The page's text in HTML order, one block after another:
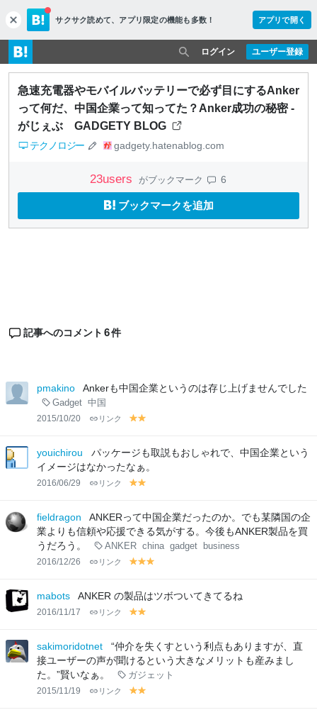
c
l
o
s
e
サクサク読めて、 アプリ限定の機能も多数！ アプリで開く
ユーザー登録
ログイン
急速充電器やモバイルバッテリーで必ず目にするAnker
って何だ、中国企業って知ってた？Anker成功の秘密 -
がじぇぶ GADGETY BLOG
テクノロジー gadgety.hatenablog.com
23users がブックマーク 6
ブックマークを追加
記事へのコメント 6件
pmakino Ankerも中国企業というのは存じ上げませんでした
Gadget 中国
2015/10/20 リンク
y
lo
w
lo
w
youichirou
パッケージも取説もおしゃれで、中国企業という
イメージはなかったなぁ。
2016/06/29 リンク
y
lo
w
lo
w
fieldragon
ANKERって中国企業だったのか。でも某隣国の企
業よりも信頼や応援できる気がする。今後もANKER製品を買
うだろう。
ANKER china gadget business
2016/12/26 リンク
y
lo
w
y
lo
w
lo
mabots ANKER の製品はツボついてきてるね
2016/11/17 リンク
y
lo
w
lo
w
sakimoridotnet
“仲介を失くすという利点もありますが、直
接ユーザーの声が聞けるという大きなメリットも産みまし
た。”賢いなぁ。
ガジェット
2015/11/19 リンク
y